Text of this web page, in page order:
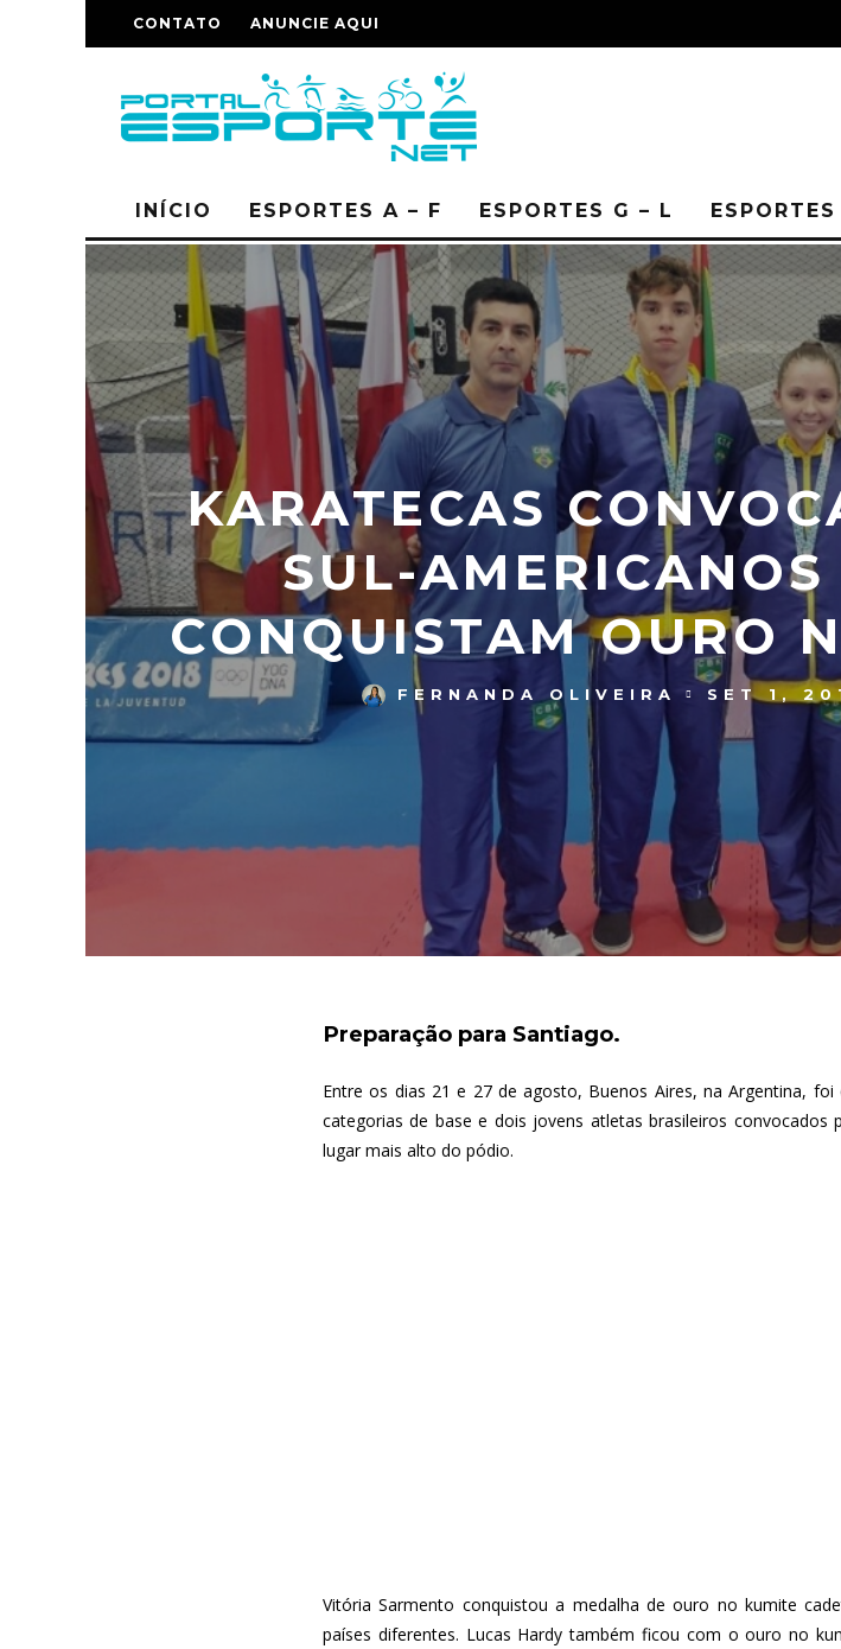
CONTATO ANUNCIE AQUI
INÍCIO ESPORTES A – F ESPORTES G – L
KARATECAS
SUL-
CONQUISTAM OURO
FERNANDA OLIVEIRA SET 1,
Preparação para Santiago.
Entre os dias 21 e 27 de agosto, Buenos Aires, na Argentina,
categorias de base e dois jovens atletas brasileiros convocados
lugar mais alto do pódio.
Vitória Sarmento conquistou a medalha de ouro no kumite
países diferentes. Lucas Hardy também ficou com o ouro no